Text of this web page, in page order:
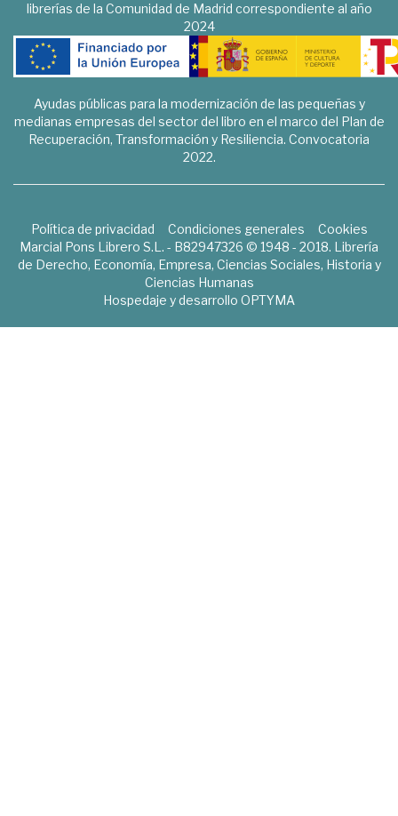
librerías de la Comunidad de Madrid correspondiente al año
2024
Ayudas públicas para la modernización de las pequeñas y
medianas empresas del sector del libro en el marco del Plan de
Recuperación, Transformación y Resiliencia. Convocatoria
2022.
Política de privacidad Condiciones generales
Cookies
Marcial Pons Librero S.L. - B82947326 © 1948 - 2018. Librería
de Derecho, Economía, Empresa, Ciencias Sociales, Historia y
Ciencias Humanas
Hospedaje y desarrollo OPTYMA